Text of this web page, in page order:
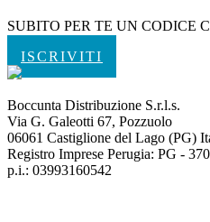
SUBITO PER TE UN CODICE
ISCRIVITI
Boccunta Distribuzione S.r.l.s.
Via G. Galeotti 67, Pozzuolo
06061 Castiglione del Lago (PG)
Registro Imprese Perugia: PG -
p.i.: 03993160542